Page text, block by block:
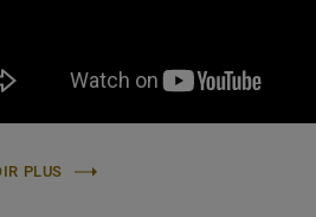
PLUS